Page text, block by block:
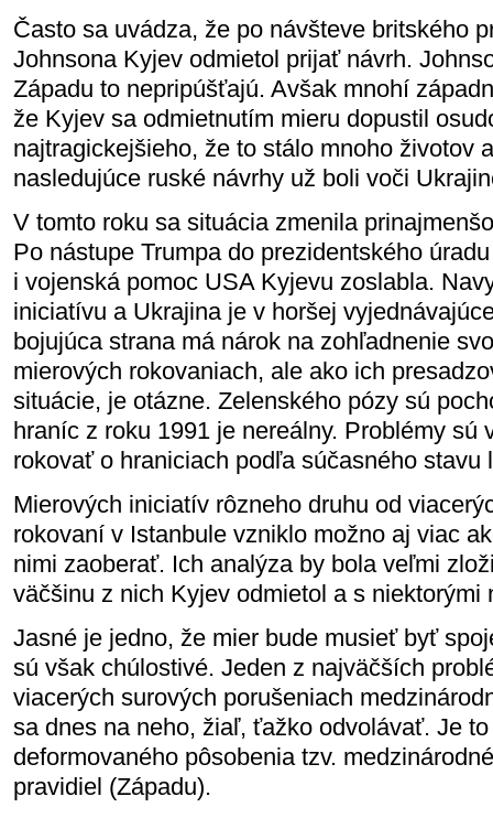
Často sa uvádza, že po návšteve britského
Johnsona Kyjev odmietol prijať návrh.
Západu to nepripúšťajú. Avšak mnohí
že Kyjev sa odmietnutím mieru dopustil
najtragickejšieho, že to stálo mnoho životov
nasledujúce ruské návrhy už boli voči
V tomto roku sa situácia zmenila
Po nástupe Trumpa do prezidentského
i vojenská pomoc USA Kyjevu zoslabla.
iniciatívu a Ukrajina je v horšej
bojujúca strana má nárok na zohľadnenie
mierových rokovaniach, ale ako ich
situácie, je otázne. Zelenského pózy sú
hraníc z roku 1991 je nereálny. Problémy sú
rokovať o hraniciach podľa súčasného stavu
Mierových iniciatív rôzneho druhu od
rokovaní v Istanbule vzniklo možno aj viac
nimi zaoberať. Ich analýza by bola veľmi
väčšinu z nich Kyjev odmietol a s niektorými
Jasné je jedno, že mier bude musieť byť
sú však chúlostivé. Jeden z najväčších
viacerých surových porušeniach
sa dnes na neho, žiaľ, ťažko odvolávať. Je
deformovaného pôsobenia tzv.
pravidiel (Západu).